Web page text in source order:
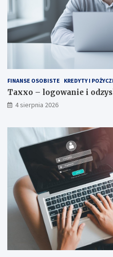
FINANSE OSOBISTE KREDYTY I
Taxxo – logowanie i
4 sierpnia 2026